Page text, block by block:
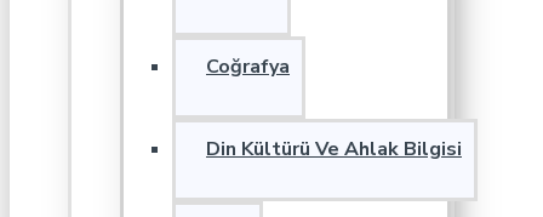
Coğrafya
Din Kültürü Ve Ahlak Bilgisi